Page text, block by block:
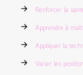
Renforcer la
Apprendre à
Appliquer la
Varier les